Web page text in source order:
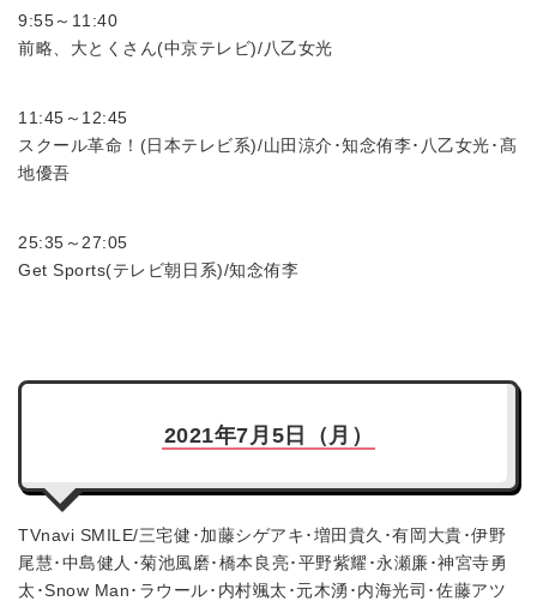
9:55～11:40
前略、大とくさん(中京テレビ)/八乙女光
11:45～12:45
スクール革命！(日本テレビ系)/山田涼介･知念侑李･八乙女光･髙
地優吾
25:35～27:05
Get Sports(テレビ朝日系)/知念侑李
2021年7月5日（月）
TVnavi SMILE/三宅健･加藤シゲアキ･増田貴久･有岡大貴･伊野
尾慧･中島健人･菊池風磨･橋本良亮･平野紫耀･永瀬廉･神宮寺勇
太･Snow Man･ラウール･内村颯太･元木湧･内海光司･佐藤アツ